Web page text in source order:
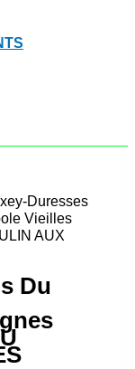
Duresses
Vieilles
AUX
Du